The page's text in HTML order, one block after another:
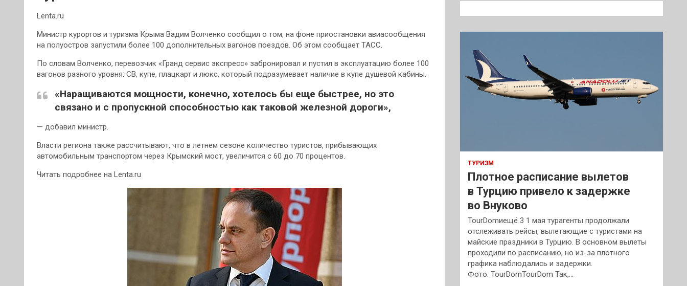
Lenta.ru
Министр курортов и туризма Крыма Вадим Волченко сообщил о том, на фоне приостановки авиасообщения
на полуостров запустили более 100 дополнительных вагонов поездов. Об этом сообщает ТАСС.
По словам Волченко, перевозчик «Гранд сервис экспресс» забронировал и пустил в эксплуатацию более 100
вагонов разного уровня: СВ, купе, плацкарт и люкс, который подразумевает наличие в купе душевой кабины.
«Наращиваются мощности, конечно, хотелось бы еще быстрее, но это
связано и с пропускной способностью как таковой железной дороги»,
— добавил министр.
Власти региона также рассчитывают, что в летнем сезоне количество туристов, прибывающих
автомобильным транспортом через Крымский мост, увеличится с 60 до 70 процентов.
Читать подробнее на Lenta.ru
к
ТУРИЗМ
Плотное расписание вылетов
в Турцию привело к задержке
во Внуково
TourDomиещё 3 1 мая турагенты продолжали
отслеживать рейсы, вылетающие с туристами на
майские праздники в Турцию. В основном вылеты
проходили по расписанию, но из-за плотного
графика наблюдались и задержки.
Фото: TourDomTourDom Так,…